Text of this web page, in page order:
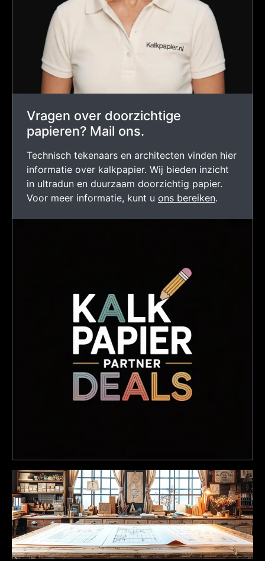
Vragen over doorzichtige
papieren? Mail ons.
Technisch tekenaars en architecten vinden hier
informatie over kalkpapier. Wij bieden inzicht
in ultradun en duurzaam doorzichtig papier.
Voor meer informatie, kunt u ons bereiken.